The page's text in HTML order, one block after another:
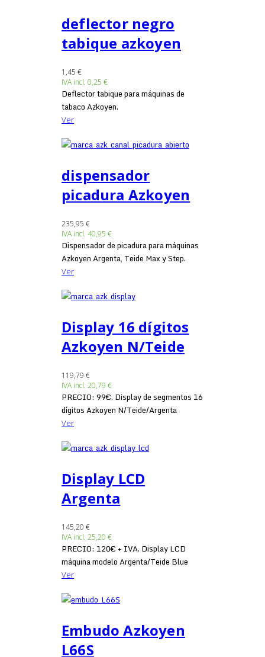
deflector negro
tabique azkoyen
1,45 €
IVA incl. 0,25 €
Deflector tabique para máquinas de
tabaco Azkoyen.
Ver
dispensador
picadura Azkoyen
235,95 €
IVA incl. 40,95 €
Dispensador de picadura para máquinas
Azkoyen Argenta, Teide Max y Step.
Ver
Display 16 dígitos
Azkoyen N/Teide
119,79 €
IVA incl. 20,79 €
PRECIO: 99€. Display de segmentos 16
dígitos Azkoyen N/Teide/Argenta
Ver
Display LCD
Argenta
145,20 €
IVA incl. 25,20 €
PRECIO: 120€ + IVA. Display LCD
máquina modelo Argenta/Teide Blue
Ver
Embudo Azkoyen
L66S